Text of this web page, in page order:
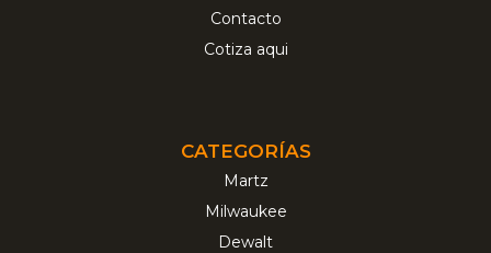
Contacto
Cotiza aqui
CATEGORÍAS
Martz
Milwaukee
Dewalt